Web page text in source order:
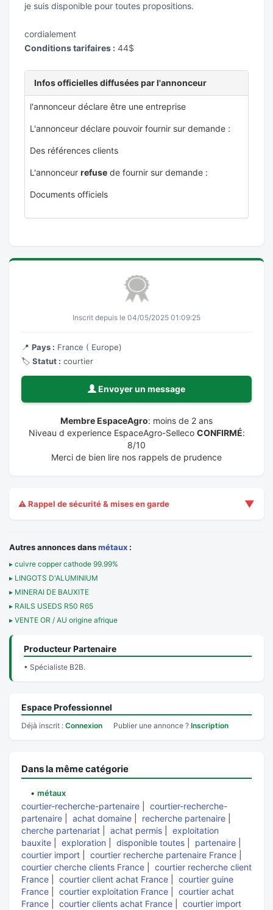
je suis disponible pour toutes propositions.
cordialement
Conditions tarifaires : 44$
Infos officielles diffusées par l'annonceur
l'annonceur déclare être une entreprise
L'annonceur déclare pouvoir fournir sur demande :
Des références clients
L'annonceur refuse de fournir sur demande :
Documents officiels
Inscrit depuis le 04/05/2025 01:09:25
📍 Pays : France ( Europe)
🏷️ Statut : courtier
Envoyer un message
Membre EspaceAgro: moins de 2 ans
Niveau d experience EspaceAgro-Selleco CONFIRMÉ:
8/10
Merci de bien lire nos rappels de prudence
⚠️ Rappel de sécurité & mises en garde ▼
Autres annonces dansmétaux :
▸ cuivre copper cathode 99.99%
▸ LINGOTS D'ALUMINIUM
▸ MINERAI DE BAUXITE
▸ RAILS USEDS R50 R65
▸ VENTE OR / AU origine afrique
Producteur Partenaire
• Spécialiste B2B.
Espace Professionnel
Déjà inscrit : Connexion Publier une annonce ? Inscription
Dans la même catégorie
• métaux
courtier-recherche-partenaire
courtier-recherche-
partenaire
achat domaine recherche partenaire
cherche partenariat
achat permis
exploitation
bauxite
exploration disponible toutes partenaire
courtier import
courtier recherche partenaire France
courtier cherche clients France
courtier recherche client
France
courtier client achat France
courtier guine
France
courtier exploitation France
courtier achat
France
courtier clients achat France courtier import